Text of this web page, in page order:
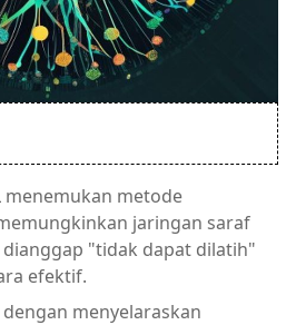
menemukan metode
jaringan saraf
"tidak dapat dilatih"
efektif.
menyelaraskan